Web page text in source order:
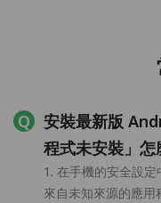
安裝最新版
程式未安裝」怎
1. 在手機的安全設
來自未知來源的應